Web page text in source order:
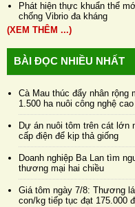
Phát hiện thực khuẩn thể
chống Vibrio đa kháng
(XEM THÊM ...)
BÀI ĐỌC NHIỀU NHẤT
Cà Mau thúc đẩy nhân
1.500 ha nuôi công nghệ cao
Dự án nuôi tôm trên cát lớn
cấp điện để kịp thả giống
Doanh nghiệp Ba Lan tìm
thương mại hai chiều
Giá tôm ngày 7/8: Thương
con/kg tiếp tục đạt 175.000